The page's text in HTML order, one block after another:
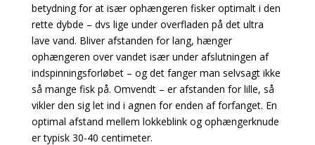
betydning for at især ophængeren fisker optimalt i den
rette dybde – dvs lige under overfladen på det ultra
lave vand. Bliver afstanden for lang, hænger
ophængeren over vandet især under afslutningen af
indspinningsforløbet – og det fanger man selvsagt ikke
så mange fisk på. Omvendt – er afstanden for lille, så
vikler den sig let ind i agnen for enden af forfanget. En
optimal afstand mellem lokkeblink og ophængerknude
er typisk 30-40 centimeter.